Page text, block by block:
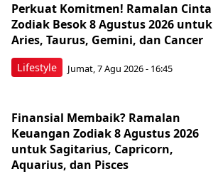
Lifestyle
Perkuat Komitmen! Ramalan Cinta
Zodiak Besok 8 Agustus 2026 untuk
Aries, Taurus, Gemini, dan Cancer
Jumat, 7 Agu 2026 - 16:45
Finansial Membaik? Ramalan
Keuangan Zodiak 8 Agustus 2026
untuk Sagitarius, Capricorn,
Aquarius, dan Pisces